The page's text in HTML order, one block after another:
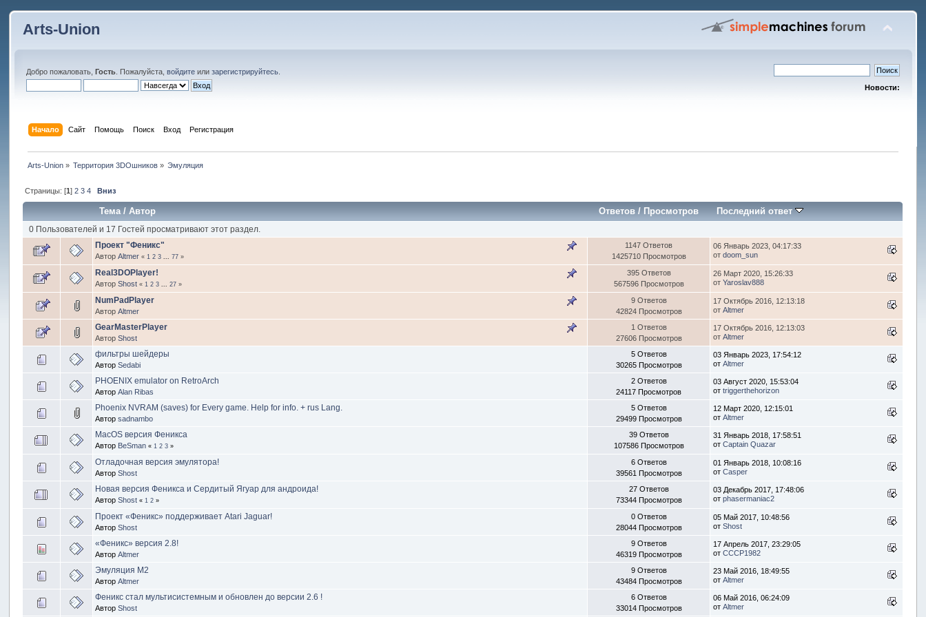
Arts-Union
Добро пожаловать,Гость . Пожалуйста,войдите илизарегистрируйтесь
Новости:
Начало Сайт Помощь Поиск Вход Регистрация
Arts-Union» Территория 3DOшников » Эмуляция
Страницы: [1] 2 3 4 Вниз
Тема/ Автор Ответов/ Просмотров Последний ответ
0 Пользователей и 17 Гостей просматривают этот раздел.
Проект "Феникс"
АвторAltmer « 1 2 3 ...77 »
1147 Ответов
1425710 Просмотров
06 Январь 2023, 04:17:33
отdoom_sun
Real3DOPlayer!
АвторShost « 1 2 3 ...27 »
395 Ответов
567596 Просмотров
26 Март 2020, 15:26:33
отYaroslav888
NumPadPlayer
АвторAltmer
9 Ответов
42824 Просмотров
17 Октябрь 2016, 12:13:18
отAltmer
GearMasterPlayer
АвторShost
1 Ответов
27606 Просмотров
17 Октябрь 2016, 12:13:03
отAltmer
фильтры шейдеры
АвторSedabi
5 Ответов
30265 Просмотров
03 Январь 2023, 17:54:12
отAltmer
PHOENIX emulator on RetroArch
АвторAlan Ribas
2 Ответов
24117 Просмотров
03 Август 2020, 15:53:04
отtriggerthehorizon
Phoenix NVRAM (saves) for Every game. Help for info. + rus Lang.
Авторsadnambo
5 Ответов
29499 Просмотров
12 Март 2020, 12:15:01
отAltmer
MacOS версия Феникса
Автор BeSman « 1 2 3 »
39 Ответов
107586 Просмотров
31 Январь 2018, 17:58:51
отCaptain Quazar
Отладочная версия эмулятора!
АвторShost
6 Ответов
39561 Просмотров
01 Январь 2018, 10:08:16
отCasper
Новая версия Феникса и Сердитый Ягуар для андроида!
АвторShost « 1 2 »
27 Ответов
73344 Просмотров
03 Декабрь 2017, 17:48:06
отphasermaniac2
Проект «Феникс» поддерживает Atari Jaguar!
АвторShost
0 Ответов
28044 Просмотров
05 Май 2017, 10:48:56
отShost
«Феникс» версия 2.8!
АвторAltmer
9 Ответов
46319 Просмотров
17 Апрель 2017, 23:29:05
отCCCP1982
Эмуляция М2
АвторAltmer
9 Ответов
43484 Просмотров
23 Май 2016, 18:49:55
отAltmer
Феникс стал мультисистемным и обновлен до версии 2.6 !
АвторShost
6 Ответов
33014 Просмотров
06 Май 2016, 06:24:09
отAltmer